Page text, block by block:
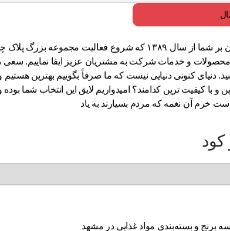
سلام بر تنها راه : درود بیکران بر شما از سال
محصولات و خدمات شرکت به مشتریان عزیز ایفا نماییم.
دنیای کنونی دنیایی نیست که ما صرفاً بگوییم بهترین
و با کیفیت ترین کدامند؟ امیدواریم لایق این انتخاب
خرم آن نغمه که مردم بسیارند به یاد
کود